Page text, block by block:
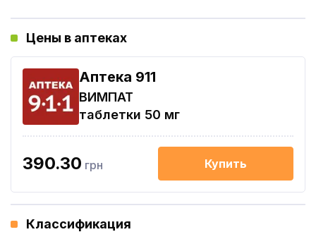
Цены в аптеках
Aптека 911
ВИМПАТ
таблетки 50 мг
390.30 грн Купить
Классификация